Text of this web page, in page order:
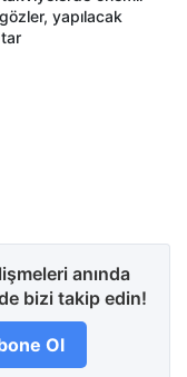
yapılacak
anında
bizi takip edin!
Ol